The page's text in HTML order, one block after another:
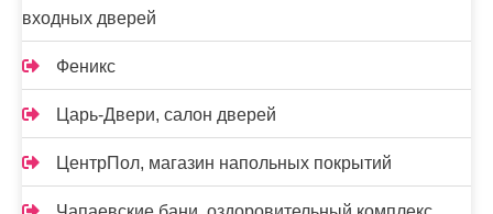
входных дверей
Феникс
Царь-Двери, салон дверей
ЦентрПол, магазин напольных покрытий